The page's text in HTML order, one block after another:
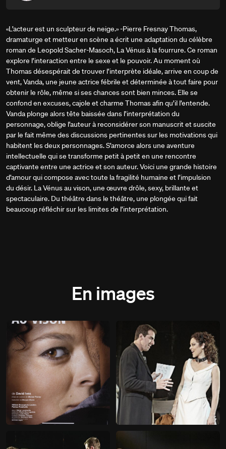
«L’acteur est un sculpteur de neige.» -Pierre Fresnay Thomas,
dramaturge et metteur en scène a écrit une adaptation du célèbre
roman de Leopold Sacher-Masoch, La Vénus à la fourrure. Ce roman
explore l’interaction entre le sexe et le pouvoir. Au moment où
Thomas désespérait de trouver l’interprète idéale, arrive en coup de
vent, Vanda, une jeune actrice fébrile et déterminée à tout faire pour
obtenir le rôle, même si ses chances sont bien minces. Elle se
confond en excuses, cajole et charme Thomas afin qu’il l’entende.
Vanda plonge alors tête baissée dans l’interprétation du
personnage, oblige l’auteur à reconsidérer son manuscrit et suscite
par le fait même des discussions pertinentes sur les motivations qui
habitent les deux personnages. S’amorce alors une aventure
intellectuelle qui se transforme petit à petit en une rencontre
captivante entre une actrice et son auteur. Voici une grande histoire
d’amour qui compose avec toute la fragilité humaine et l’impulsion
du désir. La Vénus au vison, une œuvre drôle, sexy, brillante et
spectaculaire. Du théâtre dans le théâtre, une plongée qui fait
beaucoup réfléchir sur les limites de l’interprétation.
En images